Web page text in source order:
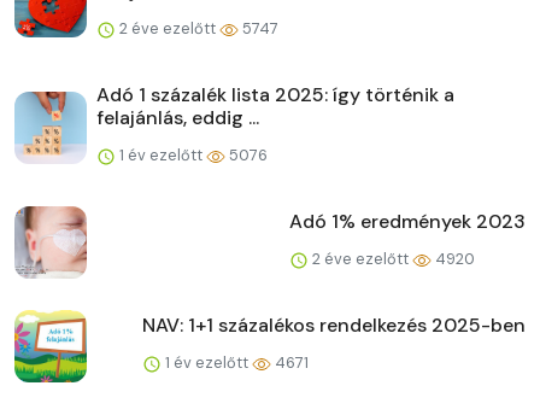
2 éve ezelőtt 5747
Adó 1 százalék lista 2025: így történik a
felajánlás, eddig ...
1 év ezelőtt 5076
Adó 1% eredmények 2023
2 éve ezelőtt 4920
NAV: 1+1 százalékos rendelkezés 2025-ben
1 év ezelőtt 4671